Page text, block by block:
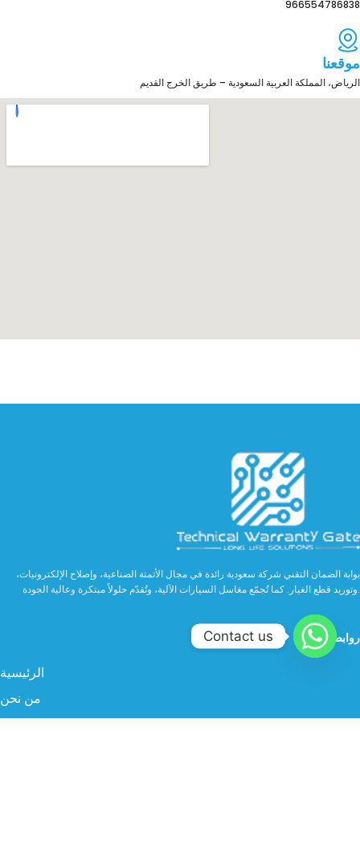
966554786838
موقعنا
الرياض، المملكة العربية السعودية – طريق الخرج القديم
بوابة الضمان التقني شركة سعودية رائدة في مجال الأتمتة الصناعية، وإصلاح الإلكترونيات،
وتوريد قطع الغيار. كما تُجمّع مغاسل السيارات الآلية، وتُقدّم حلولاً مبتكرة وعالية الجودة.
روابط مهمة
الرئيسية
من نحن
الخدمات
Contact us